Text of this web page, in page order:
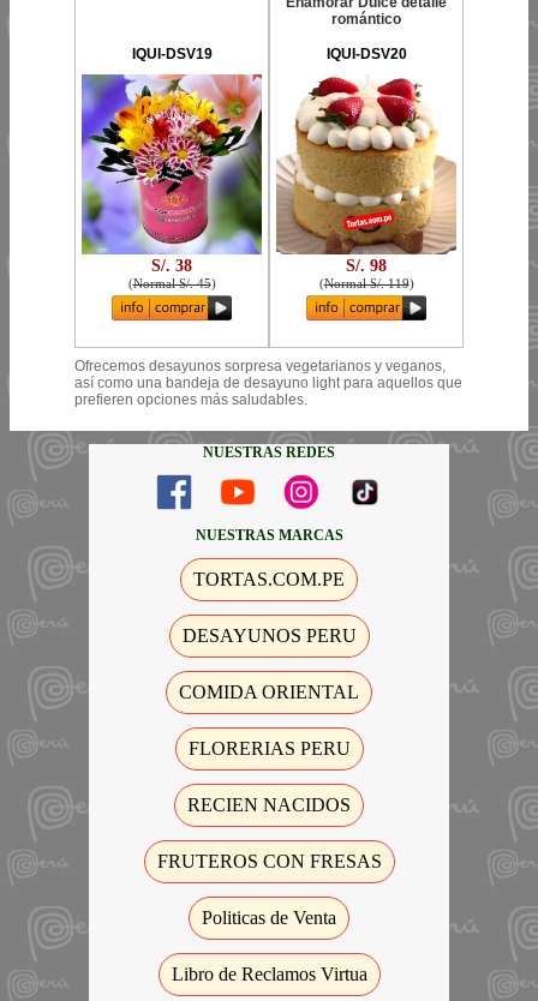
IQUI-DSV19
S/. 38
(Normal S/. 45)
romántico
IQUI-DSV20
S/. 98
(Normal S/. 119)
Ofrecemos desayunos sorpresa vegetarianos y veganos,
así como una bandeja de desayuno light para aquellos que
prefieren opciones más saludables.
NUESTRAS REDES
NUESTRAS MARCAS
TORTAS.COM.PE
DESAYUNOS PERU
COMIDA ORIENTAL
FLORERIAS PERU
RECIEN NACIDOS
FRUTEROS CON FRESAS
Politicas de Venta
Libro de Reclamos Virtua